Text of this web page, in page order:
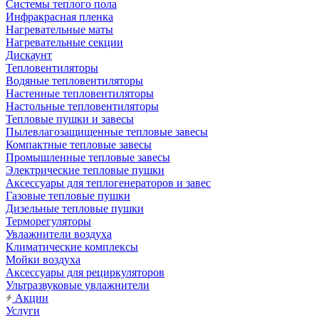
Системы теплого пола
Инфракрасная пленка
Нагревательные маты
Нагревательные секции
Дискаунт
Тепловентиляторы
Водяные тепловентиляторы
Настенные тепловентиляторы
Настольные тепловентиляторы
Тепловые пушки и завесы
Пылевлагозащищенные тепловые завесы
Компактные тепловые завесы
Промышленные тепловые завесы
Электрические тепловые пушки
Аксессуары для теплогенераторов и завес
Газовые тепловые пушки
Дизельные тепловые пушки
Терморегуляторы
Увлажнители воздуха
Климатические комплексы
Мойки воздуха
Аксессуары для рециркуляторов
Ультразвуковые увлажнители
Акции
Услуги